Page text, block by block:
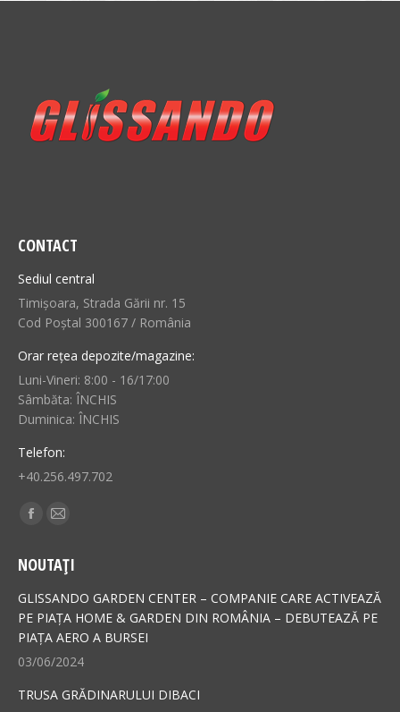
CONTACT
Sediul central
Timișoara, Strada Gării nr. 15
Cod Poștal 300167 / România
Orar rețea depozite/magazine:
Luni-Vineri: 8:00 - 16/17:00
Sâmbăta: ÎNCHIS
Duminica: ÎNCHIS
Telefon:
+40.256.497.702
Find us on:
Facebook
opens
in
new
window
Mail
opens
in
new
window
NOUTAȚI
GLISSANDO GARDEN CENTER – COMPANIE CARE ACTIVEAZĂ
PE PIAȚA HOME & GARDEN DIN ROMÂNIA – DEBUTEAZĂ PE
PIAȚA AERO A BURSEI
03/06/2024
TRUSA GRĂDINARULUI DIBACI